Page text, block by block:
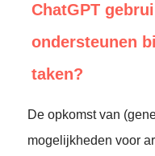
ChatGPT
ondersteunen
taken?
De opkomst van
mogelijkheden voor